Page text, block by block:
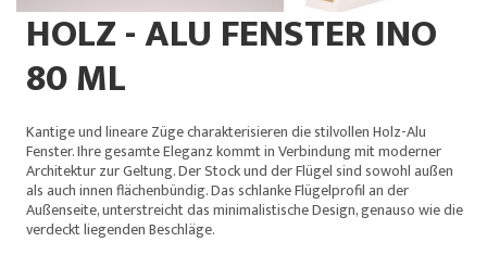
HOLZ - ALU FENSTER INO
80 ML
Kantige und lineare Züge charakterisieren die stilvollen Holz-Alu
Fenster. Ihre gesamte Eleganz kommt in Verbindung mit moderner
Architektur zur Geltung. Der Stock und der Flügel sind sowohl außen
als auch innen flächenbündig. Das schlanke Flügelprofil an der
Außenseite, unterstreicht das minimalistische Design, genauso wie die
verdeckt liegenden Beschläge.